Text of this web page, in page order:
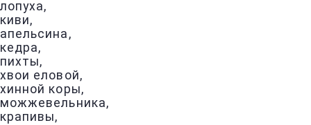
лопуха,
киви,
апельсина,
кедра,
пихты,
хвои еловой,
хинной коры,
можжевельника,
крапивы,